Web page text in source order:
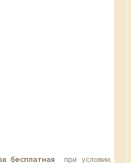
бесплатная при условии,